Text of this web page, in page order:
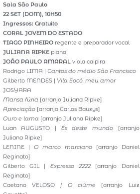
Sala São Paulo
22 SET (DOM), 10H50
Ingressos: Gratuito
CORAL JOVEM DO ESTADO
TIAGO PINHEIROregente e preparador vocal
JULIANA RIPKEpiano
JOÃO PAULO AMARALviola caipira
Rodrigo LIMA | Cantos do médio São Francisco
Gilberto MENDES | Vila Socó, meu amor
JOSYARA
Mansa fúria[arranjo Juliana Ripke]
Apreciação[arranjo Carlos Bauzys]
Ouro e lama[arranjo Juliana Ripke]
Luan AUGUSTO | És deste mundo[arranjo
Juliana Ripke]
LENINE | O marco marciano[arranjo Daniel
Reginato]
Gilberto GIL | Expresso 2222[arranjo Daniel
Reginato]
Caetano VELOSO| O ciúme [arranjo Luiz